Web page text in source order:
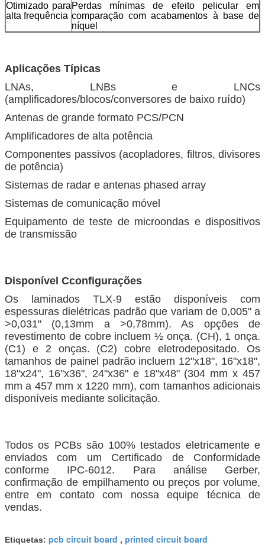
Otimizado para
alta frequência
Perdas mínimas de efeito pelicular em
comparação com acabamentos à base de
níquel
Aplicações Típicas
LNAs, LNBs e LNCs
(amplificadores/blocos/conversores de baixo ruído)
Antenas de grande formato PCS/PCN
Amplificadores de alta potência
Componentes passivos (acopladores, filtros, divisores
de potência)
Sistemas de radar e antenas phased array
Sistemas de comunicação móvel
Equipamento de teste de microondas e dispositivos
de transmissão
Disponível Cconfigurações
Os laminados TLX-9 estão disponíveis com
espessuras dielétricas padrão que variam de 0,005" a
>0,031" (0,13mm a >0,78mm). As opções de
revestimento de cobre incluem ½ onça. (CH), 1 onça.
(C1) e 2 onças. (C2) cobre eletrodepositado. Os
tamanhos de painel padrão incluem 12"x18", 16"x18",
18"x24", 16"x36", 24"x36" e 18"x48" (304 mm x 457
mm a 457 mm x 1220 mm), com tamanhos adicionais
disponíveis mediante solicitação.
Todos os PCBs são 100% testados eletricamente e
enviados com um Certificado de Conformidade
conforme IPC-6012. Para análise Gerber,
confirmação de empilhamento ou preços por volume,
entre em contato com nossa equipe técnica de
vendas.
Etiquetas: pcb circuit board , printed circuit board